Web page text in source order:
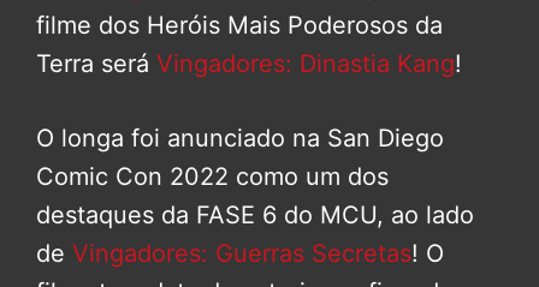
filme dos Heróis Mais Poderosos da
Terra será Vingadores: Dinastia Kang!
O longa foi anunciado na San Diego
Comic Con 2022 como um dos
destaques da FASE 6 do MCU, ao lado
de Vingadores: Guerras Secretas! O